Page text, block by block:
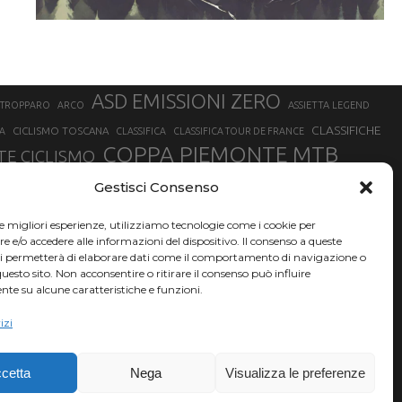
Gestisci Consenso
migliori esperienze, utilizziamo tecnologie come i cookie per
e/o accedere alle informazioni del dispositivo. Il consenso a queste
permetterà di elaborare dati come il comportamento di navigazione o
sito. Non acconsentire o ritirare il consenso può influire
su alcune caratteristiche e funzioni.
Nega Visualizza le preferenze
ARCO ASD EMISSIONI ZERO ASSIETTA LEGEND
CICLISMO TOSCANA CLASSIFICA CLASSIFICA TOUR DE FRANCE CLASSIFICHE
CICLISMO COPPA PIEMONTE MTB
FABIO ARU FIAB FINALE LIGURE
HERVÉ BARMASSE INSUBRIA BIKE FESTIVAL
LUCA BRAIDOT MARATHON BIKE DELLA BRIANZA
MATHIEU VAN DER POEL
TRIATHLON OLIMPICO